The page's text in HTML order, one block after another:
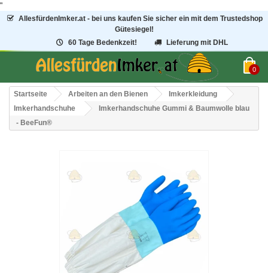
"
AllesfürdenImker.at - bei uns kaufen Sie sicher ein mit dem Trustedshop
Gütesiegel!
60 Tage Bedenkzeit!
Lieferung mit DHL
0
Startseite Arbeiten an den Bienen
Imkerkleidung
Imkerhandschuhe
Imkerhandschuhe Gummi & Baumwolle blau
- BeeFun®